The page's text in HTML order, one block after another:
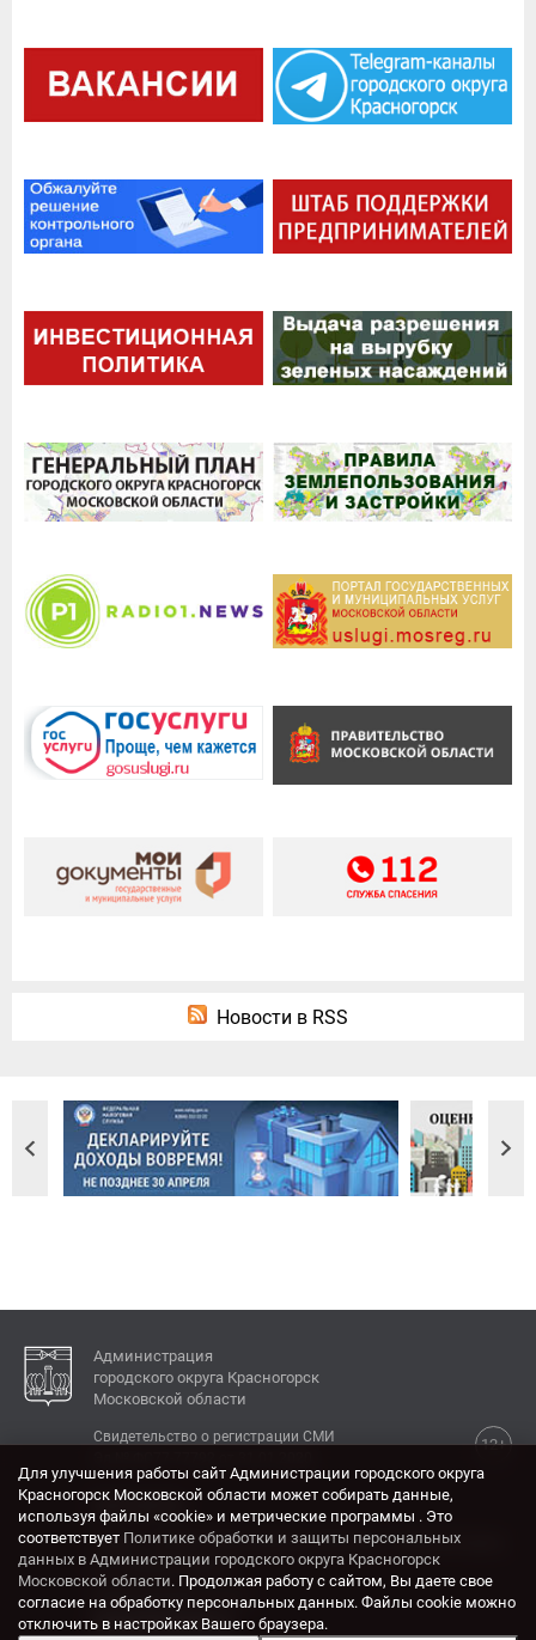
Новости в RSS
Администрация
городского округа Красногорск
Московской области
12+
Свидетельство о регистрации СМИ
КОНТАКТЫ
Адрес: 143404, Московская область, г. Красногорск,
ул. Ленина, дом 4.
Электронная почта:
krasrn@mosreg.ru
Для улучшения работы сайт Администрации городского округа
Красногорск Московской области может собирать данные,
используя файлы «cookie» и метрические программы . Это
соответствует Политике обработки и защиты персональных
данных в Администрации городского округа Красногорск
Московской области. Продолжая работу с сайтом, Вы даете свое
согласие на обработку персональных данных. Файлы cookie можно
отключить в настройках Вашего браузера.